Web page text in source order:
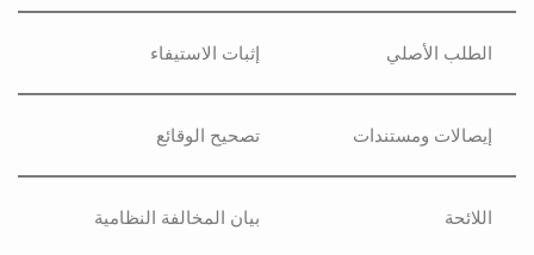
الطلب الأصلي إثبات الاستيفاء
إيصالات ومستندات تصحيح الوقائع
اللائحة بيان المخالفة النظامية